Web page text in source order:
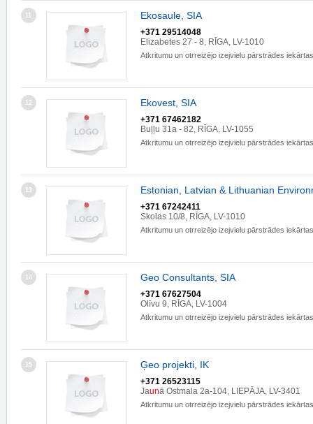
11 Ekosaule, SIA
+371 29514048
Elizabetes 27 - 8, RĪGA, LV-1010
Atkritumu un otrreizējo izejvielu pārstrādes iekārtas
12 Ekovest, SIA
+371 67462182
Buļļu 31a - 82, RĪGA, LV-1055
Atkritumu un otrreizējo izejvielu pārstrādes iekārtas
13 Estonian, Latvian & Lithuanian
+371 67242411
Skolas 10/8, RĪGA, LV-1010
Atkritumu un otrreizējo izejvielu pārstrādes iekārtas
14 Geo Consultants, SIA
+371 67627504
Olīvu 9, RĪGA, LV-1004
Atkritumu un otrreizējo izejvielu pārstrādes iekārtas
15 Ģeo projekti, IK
+371 26523115
Jaunā Ostmala 2a-104, LIEPĀJA, LV-3401
Atkritumu un otrreizējo izejvielu pārstrādes iekārtas